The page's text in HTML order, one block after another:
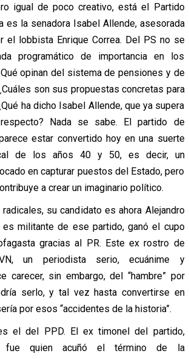
igual de poco creativo, está el Partido
es la senadora Isabel Allende, asesorada
el lobbista Enrique Correa. Del PS no se
programático de importancia en los
opinan del sistema de pensiones y de
son sus propuestas concretas para
ha dicho Isabel Allende, que ya supera
Nada se sabe. El partido de
estar convertido hoy en una suerte
de los años 40 y 50, es decir, un
en capturar puestos del Estado, pero
a crear un imaginario político.
su candidato es ahora Alejandro
es militante de ese partido, ganó el cupo
gracias al PR. Este ex rostro de
un periodista serio, ecuánime y
carecer, sin embargo, del “hambre” por
serlo, y tal vez hasta convertirse en
por esos “accidentes de la historia”.
el del PPD. El ex timonel del partido,
fue quien acuñó el término de la